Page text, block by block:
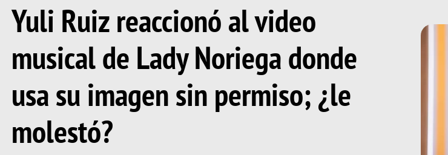
Yuli Ruiz reaccionó al video
musical de Lady Noriega donde
usa su imagen sin permiso; ¿le
molestó?